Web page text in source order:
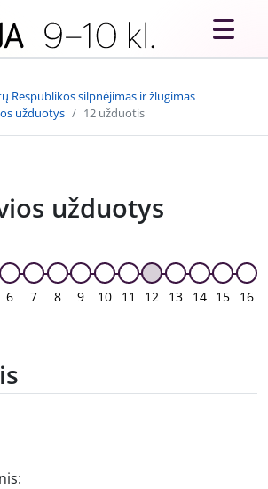
Respublikos silpnėjimas ir žlugimas
užduotys
12 užduotis
užduotys
6 7 8 9 10 11 12 13 14 15 16